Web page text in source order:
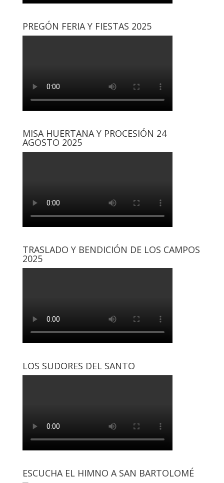
PREGÓN FERIA Y FIESTAS 2025
MISA HUERTANA Y PROCESIÓN 24
AGOSTO 2025
TRASLADO Y BENDICIÓN DE LOS CAMPOS
2025
LOS SUDORES DEL SANTO
ESCUCHA EL HIMNO A SAN BARTOLOMÉ